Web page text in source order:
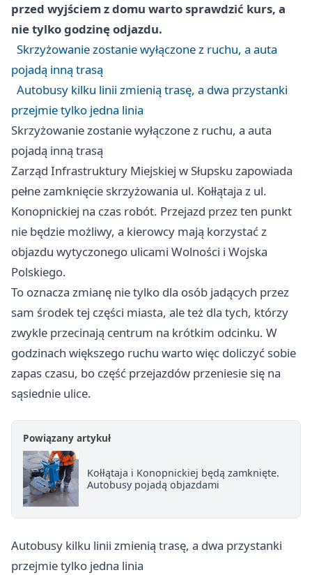
przed wyjściem z domu warto sprawdzić kurs, a
nie tylko godzinę odjazdu.
Skrzyżowanie zostanie wyłączone z ruchu, a auta
pojadą inną trasą
Autobusy kilku linii zmienią trasę, a dwa przystanki
przejmie tylko jedna linia
Skrzyżowanie zostanie wyłączone z ruchu, a auta
pojadą inną trasą
Zarząd Infrastruktury Miejskiej w Słupsku zapowiada
pełne zamknięcie skrzyżowania ul. Kołłątaja z ul.
Konopnickiej na czas robót. Przejazd przez ten punkt
nie będzie możliwy, a kierowcy mają korzystać z
objazdu wytyczonego ulicami Wolności i Wojska
Polskiego.
To oznacza zmianę nie tylko dla osób jadących przez
sam środek tej części miasta, ale też dla tych, którzy
zwykle przecinają centrum na krótkim odcinku. W
godzinach większego ruchu warto więc doliczyć sobie
zapas czasu, bo część przejazdów przeniesie się na
sąsiednie ulice.
Powiązany artykuł
Kołłątaja i Konopnickiej będą zamknięte.
Autobusy pojadą objazdami
Autobusy kilku linii zmienią trasę, a dwa przystanki
przejmie tylko jedna linia